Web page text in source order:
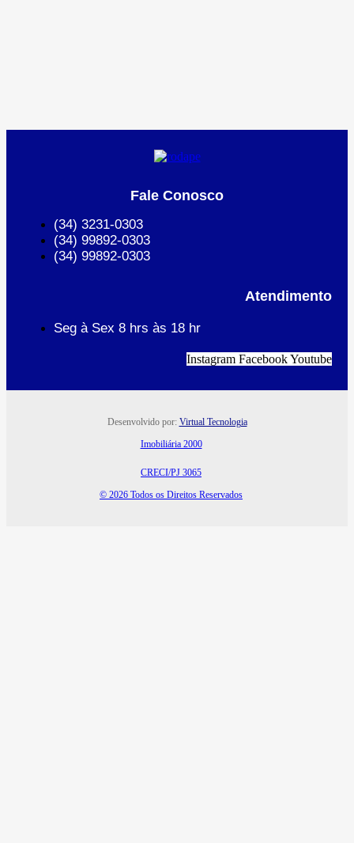
Fale Conosco
(34) 3231-0303
(34) 99892-0303
(34) 99892-0303
Atendimento
Seg à Sex 8 hrs às 18 hr
Instagram FacebookYoutube
Desenvolvido por: Virtual Tecnologia
Imobiliária 2000
CRECI/PJ 3065
© 2026 Todos os Direitos Reservados